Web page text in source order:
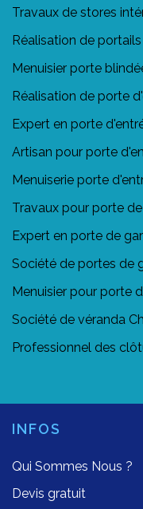
Travaux de stores
Réalisation de
Menuisier porte
Réalisation de porte
Expert en porte
Artisan pour porte
Menuiserie porte
Travaux pour porte
Expert en porte de
Société de portes de
Menuisier pour porte
Société de véranda
Professionnel des
INFOS
Qui Sommes Nous ?
Devis gratuit